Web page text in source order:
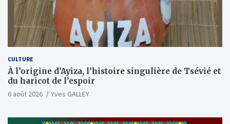
CULTURE
À l’origine d’Ayiza, l’histoire singulière de Tsévié et
du haricot de l’espoir
6 août 2026 Yves GALLEY